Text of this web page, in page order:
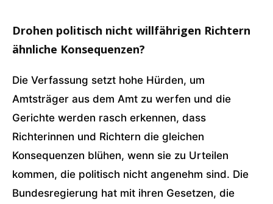
Drohen politisch nicht willfährigen Richtern
ähnliche Konsequenzen?
Die Verfassung setzt hohe Hürden, um
Amtsträger aus dem Amt zu werfen und die
Gerichte werden rasch erkennen, dass
Richterinnen und Richtern die gleichen
Konsequenzen blühen, wenn sie zu Urteilen
kommen, die politisch nicht angenehm sind. Die
Bundesregierung hat mit ihren Gesetzen, die